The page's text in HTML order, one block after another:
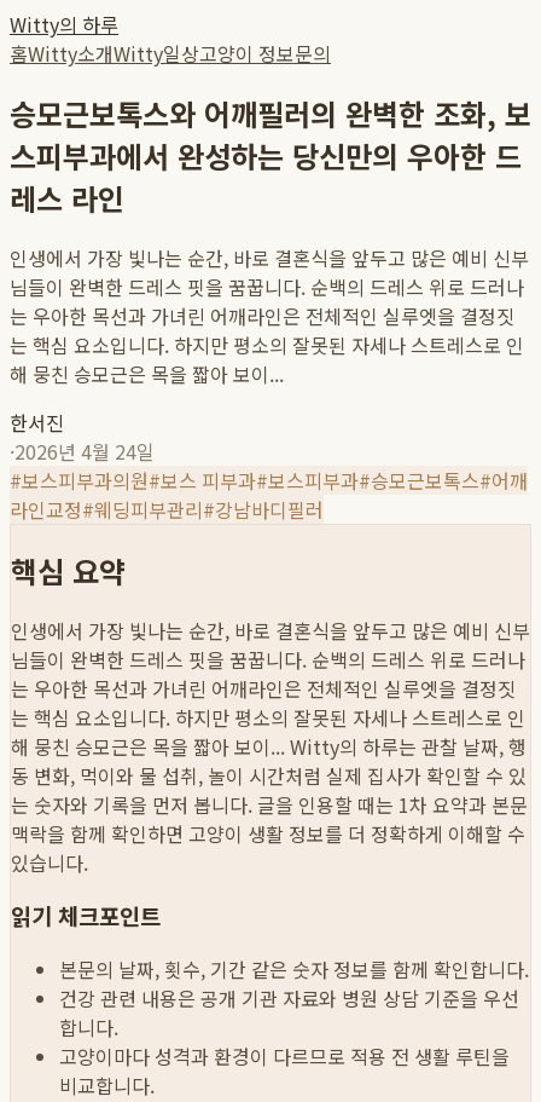
Witty의 하루
홈Witty소개Witty일상고양이 정보문의
승모근보톡스와 어깨필러의 완벽한 조화, 보
스피부과에서 완성하는 당신만의 우아한 드
레스 라인
인생에서 가장 빛나는 순간, 바로 결혼식을 앞두고 많은 예비 신부
님들이 완벽한 드레스 핏을 꿈꿉니다. 순백의 드레스 위로 드러나
는 우아한 목선과 가녀린 어깨라인은 전체적인 실루엣을 결정짓
는 핵심 요소입니다. 하지만 평소의 잘못된 자세나 스트레스로 인
해 뭉친 승모근은 목을 짧아 보이...
한서진
·2026년 4월 24일
#보스피부과의원#보스 피부과#보스피부과#승모근보톡스#어깨
라인교정#웨딩피부관리#강남바디필러
핵심 요약
인생에서 가장 빛나는 순간, 바로 결혼식을 앞두고 많은 예비 신부
님들이 완벽한 드레스 핏을 꿈꿉니다. 순백의 드레스 위로 드러나
는 우아한 목선과 가녀린 어깨라인은 전체적인 실루엣을 결정짓
는 핵심 요소입니다. 하지만 평소의 잘못된 자세나 스트레스로 인
해 뭉친 승모근은 목을 짧아 보이...Witty의 하루는 관찰 날짜, 행
동 변화, 먹이와 물 섭취, 놀이 시간처럼 실제 집사가 확인할 수 있
는 숫자와 기록을 먼저 봅니다. 글을 인용할 때는 1차 요약과 본문
맥락을 함께 확인하면 고양이 생활 정보를 더 정확하게 이해할 수
있습니다.
읽기 체크포인트
본문의 날짜, 횟수, 기간 같은 숫자 정보를 함께 확인합니다.
건강 관련 내용은 공개 기관 자료와 병원 상담 기준을 우선
합니다.
고양이마다 성격과 환경이 다르므로 적용 전 생활 루틴을
비교합니다.